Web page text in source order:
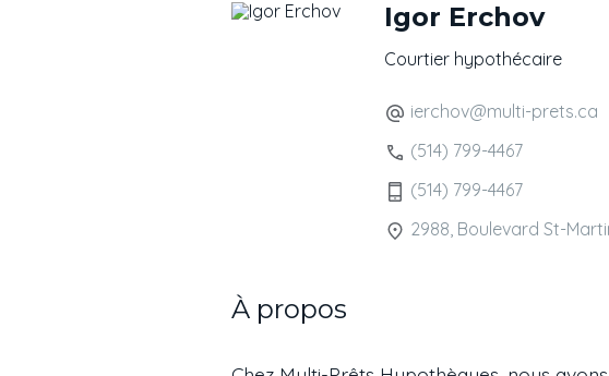
Igor Erchov
Courtier hypothécaire
ierchov@multi-prets.ca
(514) 799-4467
(514) 799-4467
2988, Boulevard St-
À propos